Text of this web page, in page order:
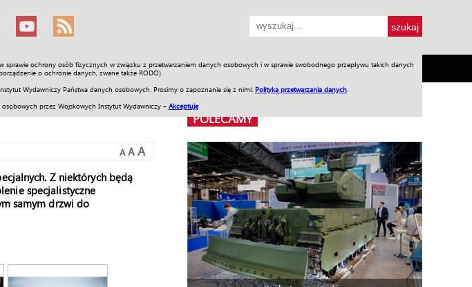
sprawie ochrony osób fizycznych w związku z przetwarzaniem danych osobowych i w sprawie swobodnego przepływu takich danych
o ochronie danych, zwane także RODO).
Wydawniczy Państwa danych osobowych. Prosimy o zapoznanie się z nimi: Polityka przetwarzania danych
przez Wojskowych Instytut Wydawniczy – Akceptuję
Galerie Wideo ENGLISH SKLEP Jednodniówki Praca w WIW
A A A
Z niektórych będą
specjalistyczne
samym drzwi do
POLECAMY